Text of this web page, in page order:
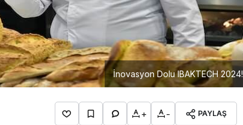
İnovasyon Dolu IBAKTECH 2024!
+ - PAYLAŞ